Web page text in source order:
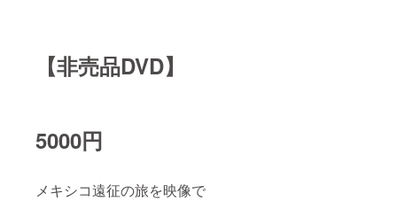
【非売品DVD】
5000円
メキシコ遠征の旅を映像で